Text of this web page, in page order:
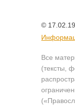
©
Все
(тексты,